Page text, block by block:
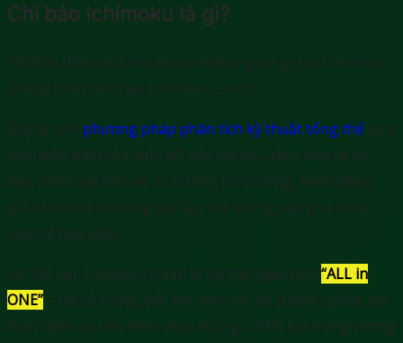
Chỉ báo Ichimoku là gì?
Chỉ báo Ichimoku còn được nhiều người gọi với tên khác
là mây Ichimoku hay Ichimoku Cloud.
Đây là một phương pháp phân tích kỹ thuật tổng thể dựa
trên diễn biến của biểu đồ nến với mục đích đưa ra dự
báo chính xác hơn về xu hướng thị trường, hành động
giá và có thể sử dụng độc lập mà không cần phụ thuộc
vào chỉ báo khác.
Có thể nói, Ichimoku chính là chỉ báo giao dịch “ALL in
ONE” – tất cả trong một khi nhờ vào đó trader có thể xác
định điểm ra, vào lệnh, mức kháng cự/hỗ trợ trong tương